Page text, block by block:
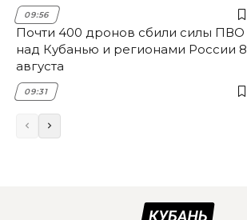
09:56
Почти 400 дронов сбили силы ПВО
над Кубанью и регионами России 8
августа
09:31